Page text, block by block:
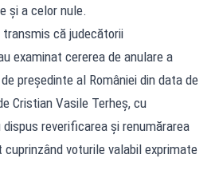
şi a celor nule.
că judecătorii
examinat cererea de anulare a
preşedinte al României din data de
Cristian Vasile Terheş, cu
reverificarea şi renumărarea
voturile valabil exprimate